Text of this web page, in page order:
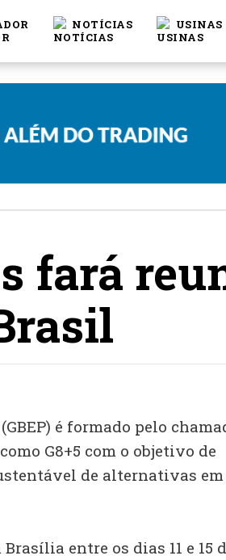
NOTÍCIAS USINAS
fará
é formado pelo
G8+5 com o objetivo de
de alternativas em
entre os dias 11 e 15